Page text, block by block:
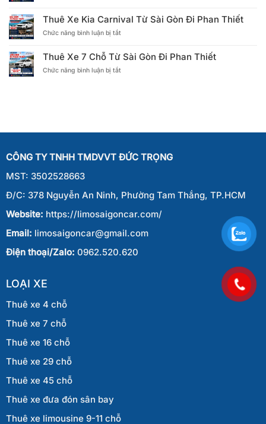
Thiết
Sài
Gòn
Phan
Thiết
16
Gòn
Đi
Thuê Xe Kia Carnival Từ Sài Gòn Đi Phan Thiết
Chức năng bình luận bị tắt
Kia
Thuê Xe 7 Chỗ Từ Sài Gòn Đi Phan Thiết
Chức năng bình luận bị tắt
Phan
CÔNG TY TNHH TMDVVT ĐỨC TRỌNG
MST: 3502528663
Đ/C: 378 Nguyễn An Ninh, Phường Tam Thắng, TP.HCM
Website: https://limosaigoncar.com/
Email: limosaigoncar@gmail.com
Điện thoại/Zalo: 0962.520.620
LOẠI XE
Thuê xe 4 chỗ
Thuê xe 7 chỗ
Thuê xe 16 chỗ
Thuê xe 29 chỗ
Thuê xe 45 chỗ
Thuê xe đưa đón sân bay
Thuê xe limousine 9-11 chỗ